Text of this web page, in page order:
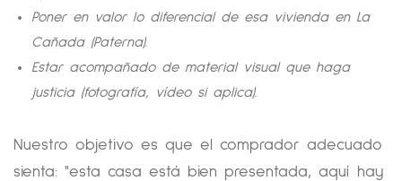
Poner en valor lo diferencial de esa vivienda en La
Cañada (Paterna).
Estar acompañado de material visual que haga
justicia (fotografía, vídeo si aplica).
Nuestro objetivo es que el comprador adecuado
sienta: "esta casa está bien presentada, aquí hay